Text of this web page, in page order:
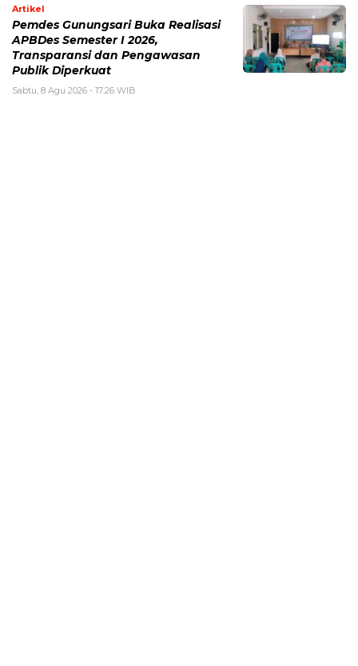
Artikel
Pemdes Gunungsari Buka Realisasi
APBDes Semester I 2026,
Transparansi dan Pengawasan
Publik Diperkuat
Sabtu, 8 Agu 2026 - 17:26 WIB